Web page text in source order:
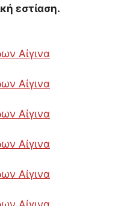
εστίαση.
Αίγινα
Αίγινα
Αίγινα
Αίγινα
Αίγινα